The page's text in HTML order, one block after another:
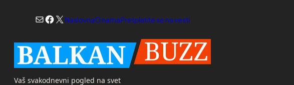
Mail
Facebook
X NaslovnaO namaPretplatite se na vesti
Vaš svakodnevni pogled na svet